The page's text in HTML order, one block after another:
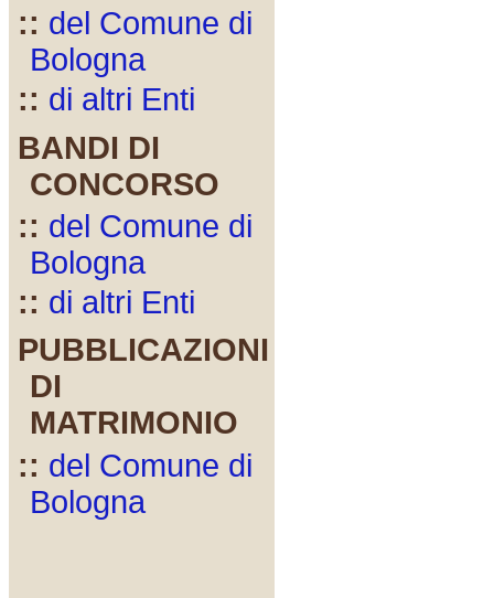
:: del Comune di
Bologna
:: di altri Enti
BANDI DI
CONCORSO
:: del Comune di
Bologna
:: di altri Enti
PUBBLICAZIONI
DI
MATRIMONIO
:: del Comune di
Bologna